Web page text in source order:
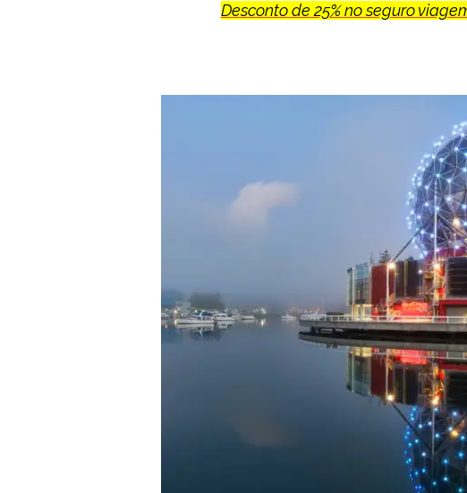
Desconto de 25% no seguro